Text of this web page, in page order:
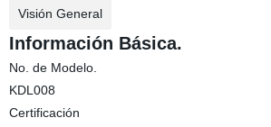
Visión General
Información Básica.
No. de Modelo.
KDL008
Certificación